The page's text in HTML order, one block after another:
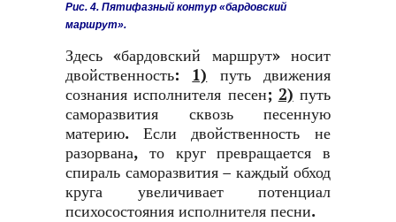
Рис. 4. Пятифазный контур «бардовский
маршрут».
Здесь «бардовский маршрут» носит
двойственность: 1) путь движения
сознания исполнителя песен; 2) путь
саморазвития сквозь песенную
материю. Если двойственность не
разорвана, то круг превращается в
спираль саморазвития – каждый обход
круга увеличивает потенциал
психосостояния исполнителя песни.